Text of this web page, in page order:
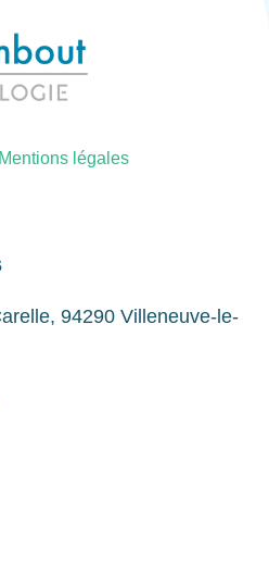
Mentions légales
94290 Villeneuve-le-